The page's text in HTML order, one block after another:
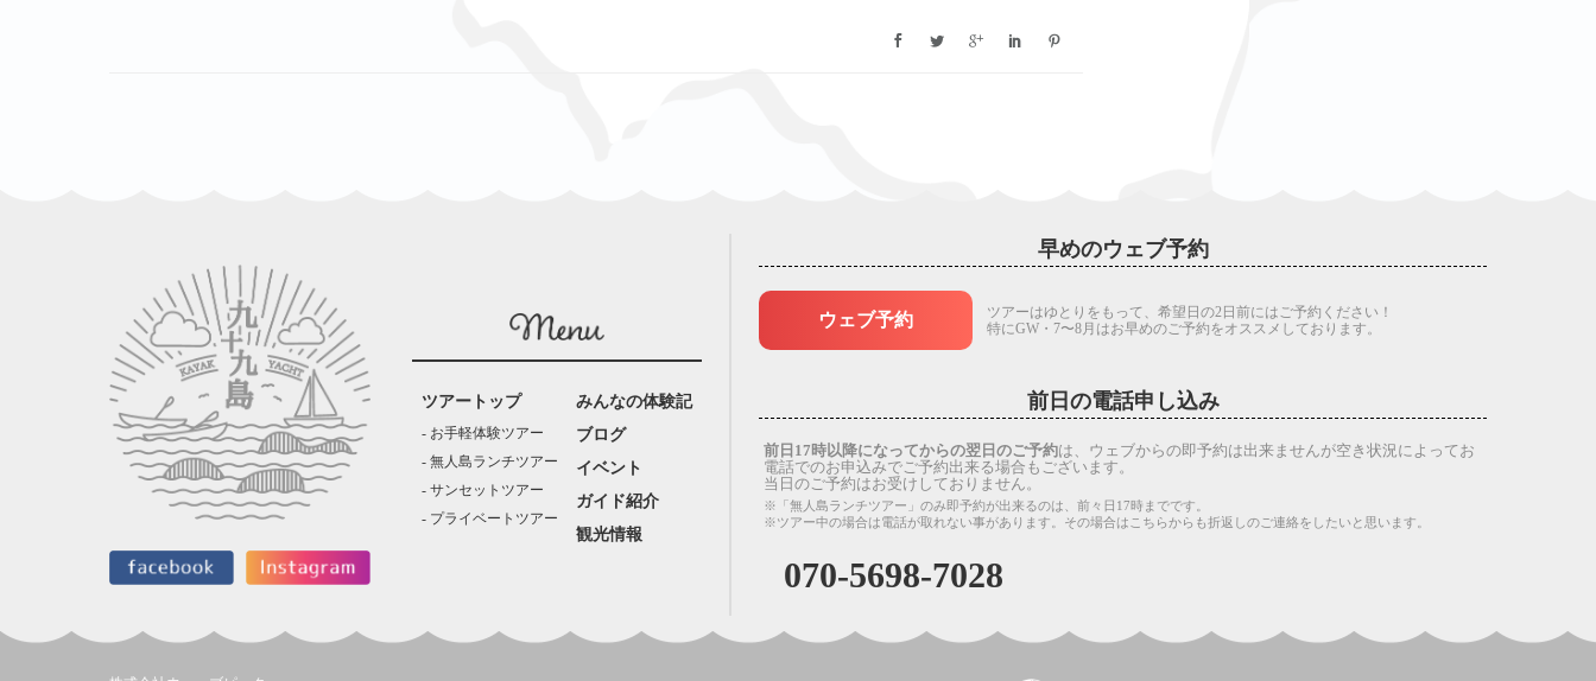
ツアートップ
お手軽体験ツアー
無人島ランチツアー
サンセットツアー
プライベートツアー
みんなの体験記
ブログ
イベント
ガイド紹介
観光情報
早めのウェブ予約
ウェブ予約
ツアーはゆとりをもって、希望日の2日前にはご予約ください！
特にGW・7〜8月はお早めのご予約をオススメしております。
前日の電話申し込み
前日17時以降になってからの翌日のご予約は、ウェブからの即予約は出来ませんが空き状況によってお
電話でのお申込みでご予約出来る場合もございます。
当日のご予約はお受けしておりません。
※「無人島ランチツアー」のみ即予約が出来るのは、前々日17時までです。
※ツアー中の場合は電話が取れない事があります。その場合はこちらからも折返しのご連絡をしたいと思います。
070-5698-7028